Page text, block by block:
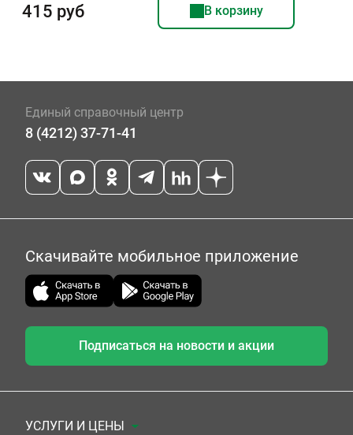
415 руб В корзину
Единый справочный центр
8 (4212) 37-71-41
Скачивайте мобильное приложение
Подписаться на новости и акции
УСЛУГИ И ЦЕНЫ